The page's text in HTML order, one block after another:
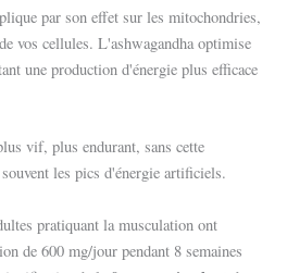
par son effet sur les mitochondries,
vos cellules. L'ashwagandha optimise
une production d'énergie plus efficace
vif, plus endurant, sans cette
les pics d'énergie artificiels.
pratiquant la musculation ont
de 600 mg/jour pendant 8 semaines